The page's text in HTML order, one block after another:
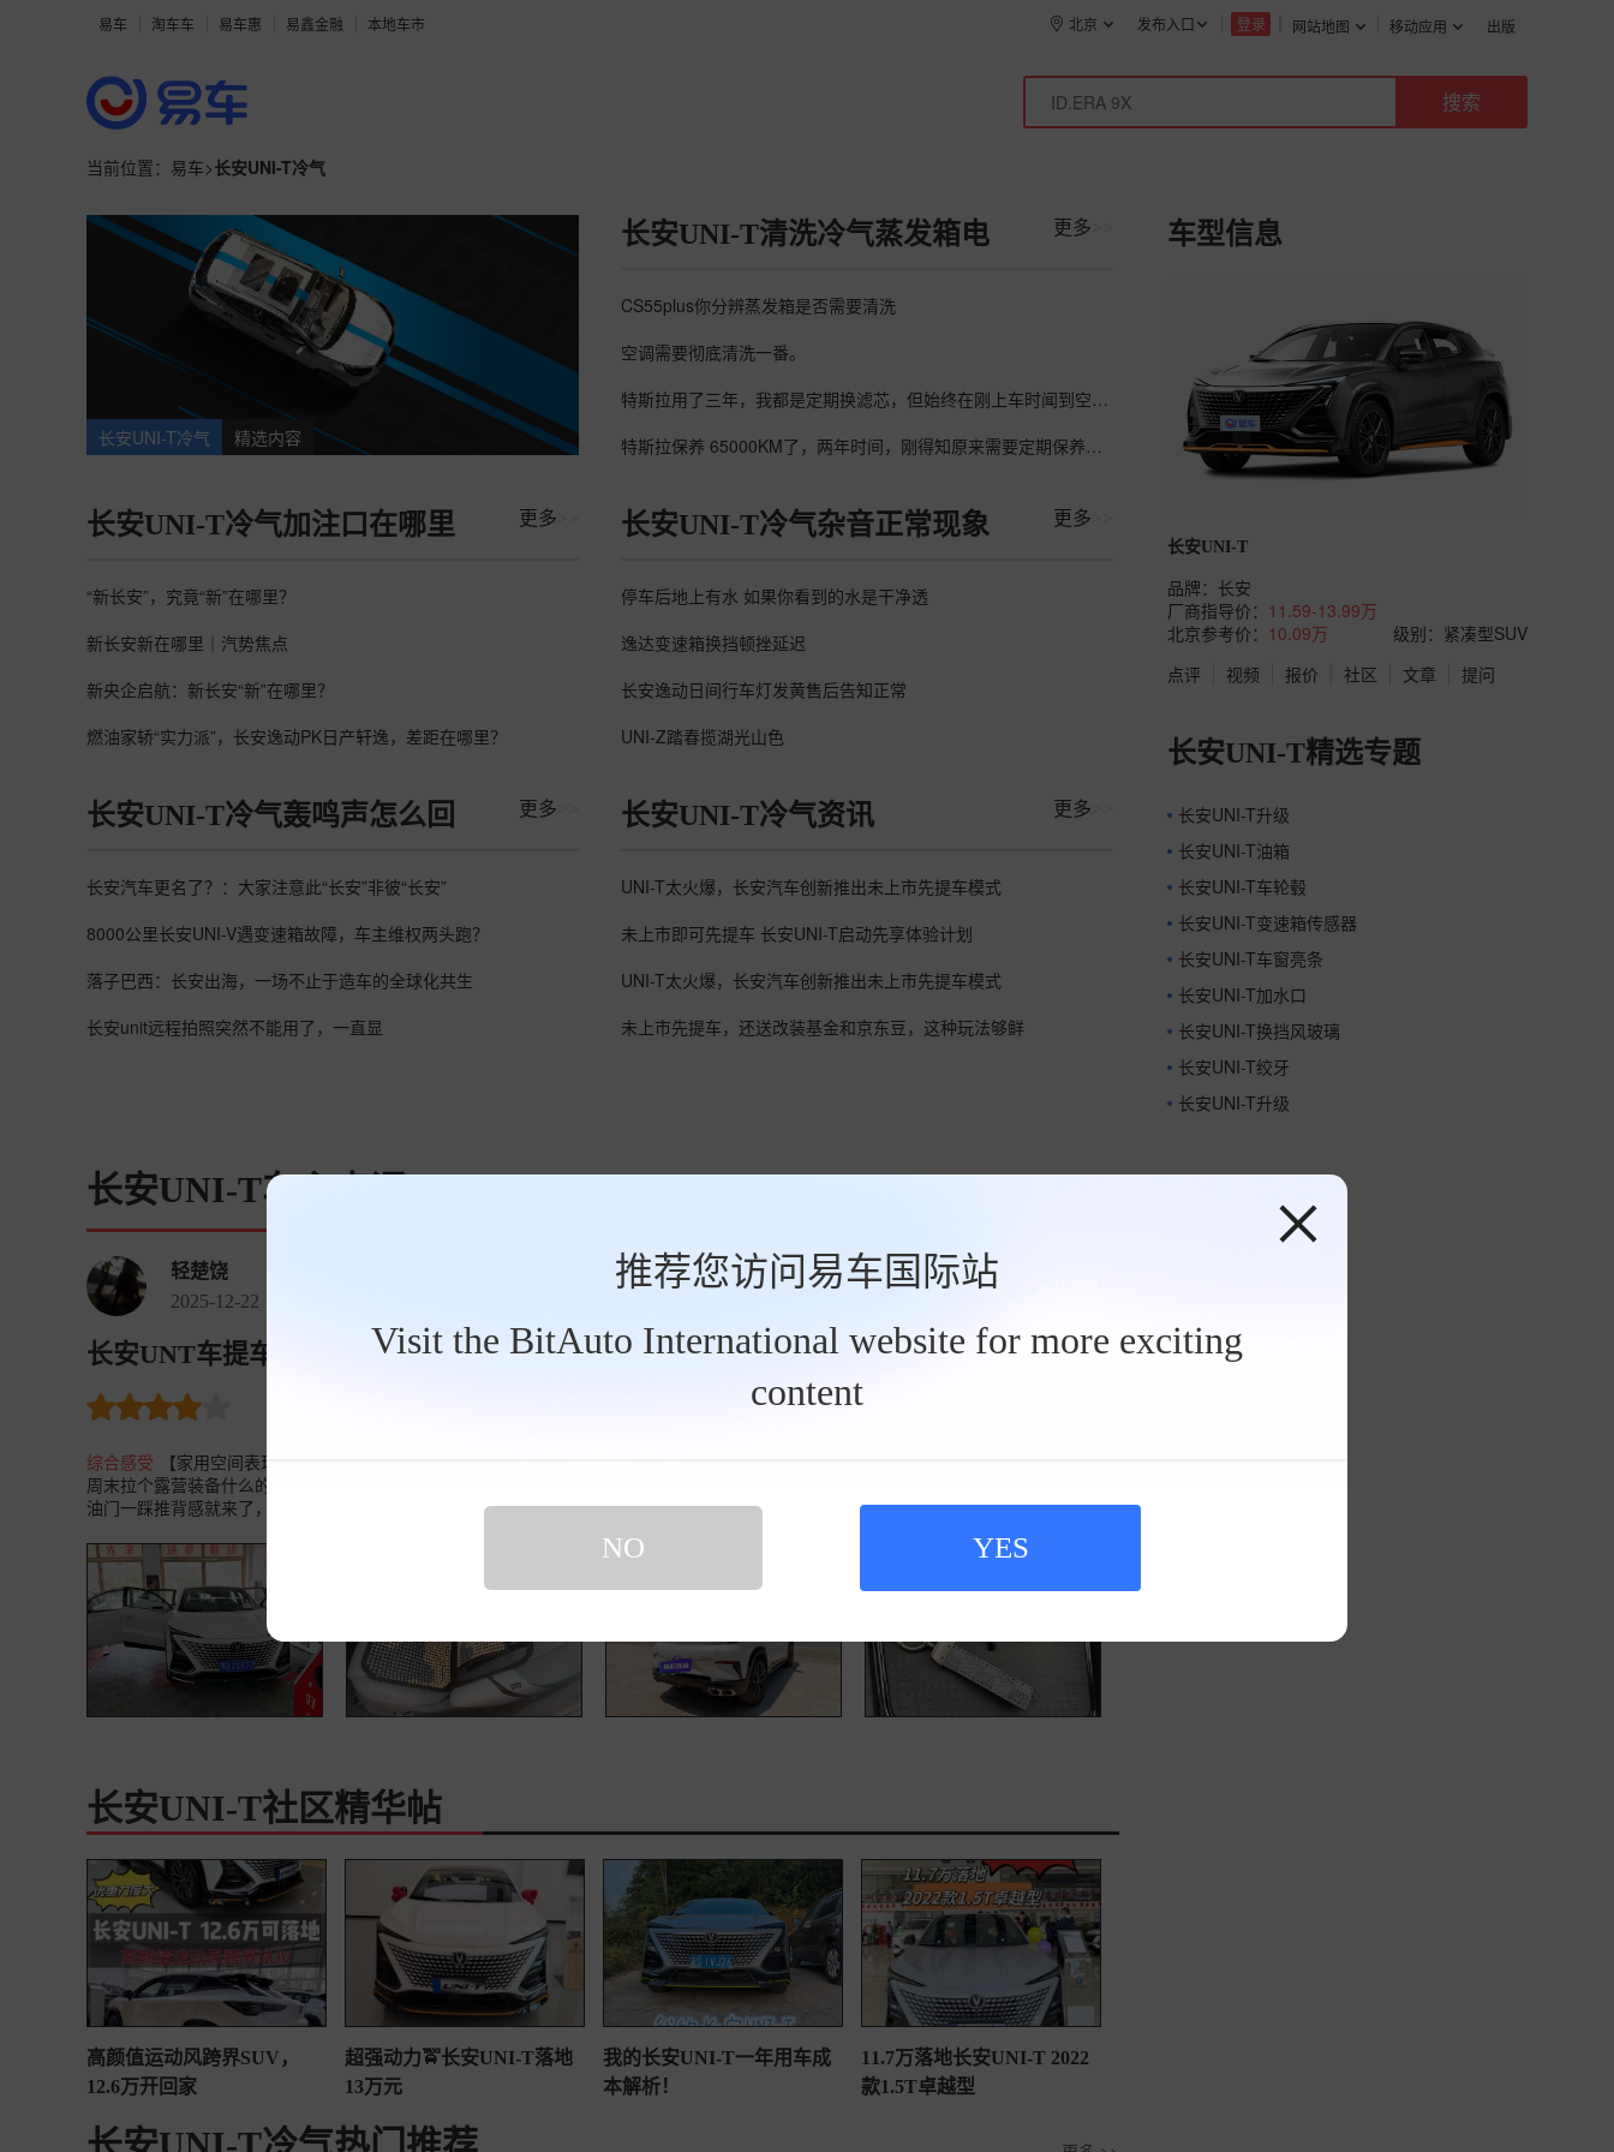
易车 淘车车 易车惠 易鑫金融 本地车市 网站地图 移动应用 出版
登录
发布入口
北京
推荐您访问易车国际站
Visit the BitAuto International website for more exciting
content
NO YES
当前位置： 易车>长安UNI-T冷气
长安UNI-T冷气 精选内容
长安UNI-T清洗冷气蒸发箱电 更多
CS55plus你分辨蒸发箱是否需要清洗
空调需要彻底清洗一番。
特斯拉用了三年，我都是定期换滤芯，但始终在刚上车时闻到空调有些异味，今天来保养才
特斯拉保养 65000KM了，两年时间，刚得知原来需要定期保养。空调滤芯更换和蒸
长安UNI-T冷气加注口在哪里 更多
“新长安”，究竟“新”在哪里？
新长安新在哪里｜汽势焦点
新央企启航：新长安“新”在哪里？
燃油家轿“实力派”，长安逸动PK日产轩逸，差距在哪里？
长安UNI-T冷气杂音正常现象 更多
停车后地上有水 如果你看到的水是干净透
逸达变速箱换挡顿挫延迟
长安逸动日间行车灯发黄售后告知正常
UNI-Z踏春揽湖光山色
长安UNI-T冷气轰鸣声怎么回 更多
长安汽车更名了？：大家注意此“长安”非彼“长安”
8000公里长安UNI-V遇变速箱故障，车主维权两头跑？
落子巴西：长安出海，一场不止于造车的全球化共生
长安unit远程拍照突然不能用了，一直显
长安UNI-T冷气资讯 更多
UNI-T太火爆，长安汽车创新推出未上市先提车模式
未上市即可先提车 长安UNI-T启动先享体验计划
UNI-T太火爆，长安汽车创新推出未上市先提车模式
未上市先提车，还送改装基金和京东豆，这种玩法够鲜
长安UNI-T车主点评
轻楚饶
2025-12-22 12:54:09
长安UNT车提车一年半分享！ 长安UNI-T 2023款 第二代 1.5T 尊贵型
综合感受
【家用空间表现】 空间绝对够用了，我们家平时就三口人，孩子坐后排腿随便伸。后排放倒之后我试过，躺两个人完全没问题，
周末拉个露营装备什么的也很方便。 【动力，操控】 动力这块我很满意，普通模式下市区开轻轻松松，超车很跟脚。要是切到运动模式，
油门一踩推背感就来了，高速上想提速也很有底气。经济模式我感觉 查看完整点评 >>
长安UNI-T社区精华帖
高颜值运动风跨界SUV，
12.6万开回家
超强动力🚖长安UNI-T落地
13万元
我的长安UNI-T一年用车成
本解析！
11.7万落地长安UNI-T 2022
款1.5T卓越型
车型信息
长安UNI-T
品牌： 长安
厂商指导价： 11.59-13.99万
北京参考价： 10.09万
级别：紧凑型SUV
点评
视频 报价 社区 文章 提问
长安UNI-T精选专题
长安UNI-T升级
长安UNI-T油箱
长安UNI-T车轮毂
长安UNI-T变速箱传感器
长安UNI-T车窗亮条
长安UNI-T加水口
长安UNI-T换挡风玻璃
长安UNI-T绞牙
长安UNI-T升级